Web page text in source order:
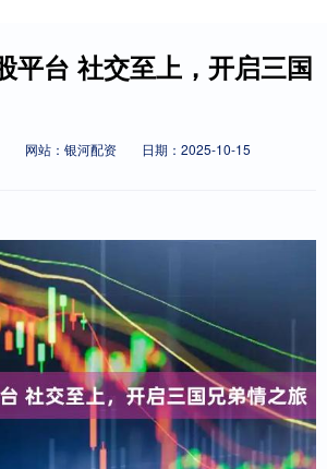
平台 社交至上，开启三国
网站：银河配资
日期：2025-10-15